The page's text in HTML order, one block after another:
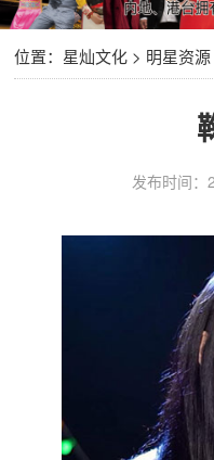
位置： 星灿文化> 明星资源
发布时间：